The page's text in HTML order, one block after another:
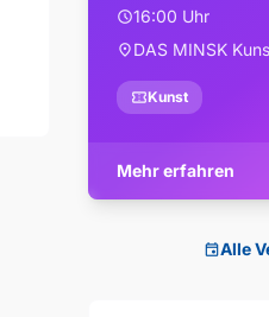
schedule16:00 Uhr
location_onDAS MINSK
confirmation_numberKunst
Mehr erfahren
eventAlle